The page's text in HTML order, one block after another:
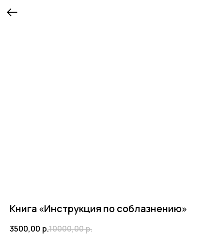
Книга «Инструкция по соблазнению»
3500,00 р.10000,00р.